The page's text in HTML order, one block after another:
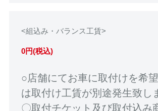
<組込み・バランス工賃>
0円(税込)
○店舗にてお車に取付けを希
は取付け工賃が別途発生致し
〇取付チケット及び取付込み